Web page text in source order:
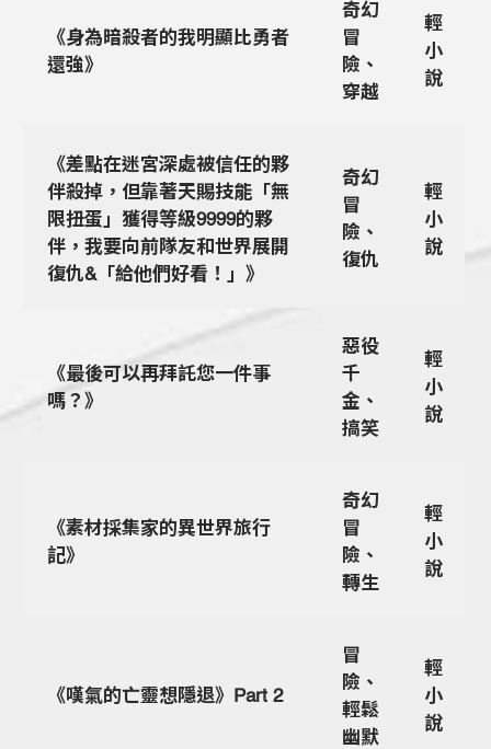
《身為暗殺者的我明顯比勇者
還強》
奇幻
冒
險、
穿越
輕
小
說
《差點在迷宮深處被信任的夥
伴殺掉，但靠著天賜技能「無
限扭蛋」獲得等級9999的夥
伴，我要向前隊友和世界展開
復仇&「給他們好看！」》
奇幻
冒
險、
復仇
輕
小
說
《最後可以再拜託您一件事
嗎？》
惡役
千
金、
搞笑
輕
小
說
《素材採集家的異世界旅行
記》
奇幻
冒
險、
轉生
輕
小
說
《嘆氣的亡靈想隱退》Part 2
冒
險、
輕鬆
幽默
輕
小
說